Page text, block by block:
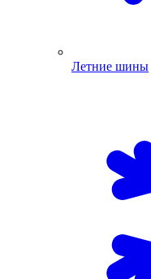
Летние шины